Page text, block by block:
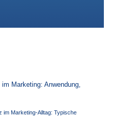
Marketing: Anwendung,
im Marketing-Alltag: Typische